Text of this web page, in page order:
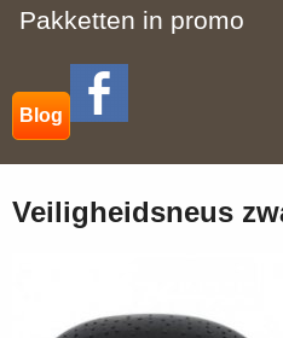
Pakketten in promo
Blog
Veiligheidsneus